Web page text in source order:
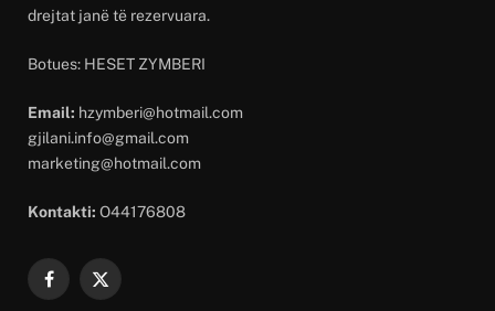
drejtat janë të rezervuara.
Botues: HESET ZYMBERI
Email: hzymberi@hotmail.com
gjilani.info@gmail.com
marketing@hotmail.com
Kontakti: O44176808
Facebook
X